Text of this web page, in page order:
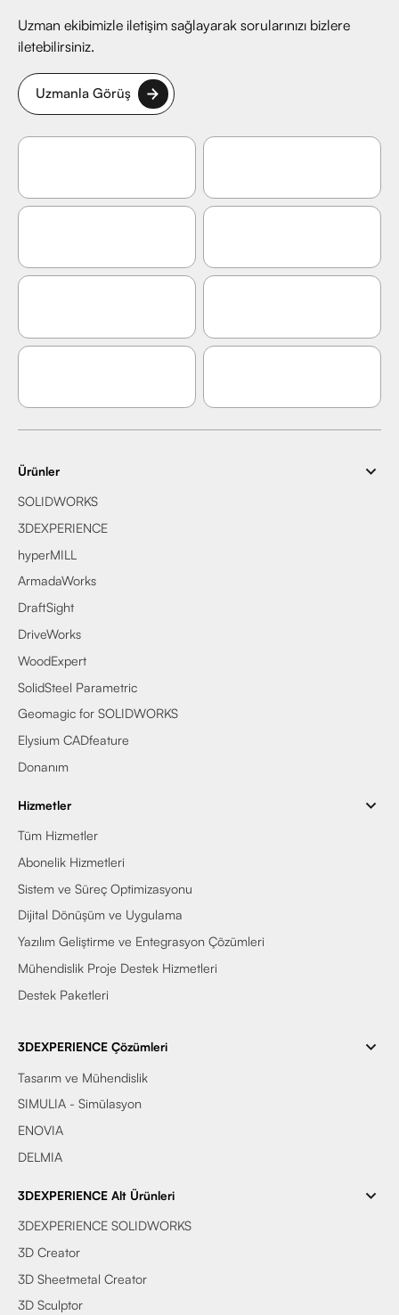
Uzman ekibimizle iletişim sağlayarak sorularınızı bizlere
iletebilirsiniz.
Uzmanla Görüş
Ürünler
SOLIDWORKS
3DEXPERIENCE
hyperMILL
ArmadaWorks
DraftSight
DriveWorks
WoodExpert
SolidSteel Parametric
Geomagic for SOLIDWORKS
Elysium CADfeature
Donanım
Hizmetler
Tüm Hizmetler
Abonelik Hizmetleri
Sistem ve Süreç Optimizasyonu
Dijital Dönüşüm ve Uygulama
Yazılım Geliştirme ve Entegrasyon Çözümleri
Mühendislik Proje Destek Hizmetleri
Destek Paketleri
3DEXPERIENCE Çözümleri
Tasarım ve Mühendislik
SIMULIA - Simülasyon
ENOVIA
DELMIA
3DEXPERIENCE Alt Ürünleri
3DEXPERIENCE SOLIDWORKS
3D Creator
3D Sheetmetal Creator
3D Sculptor